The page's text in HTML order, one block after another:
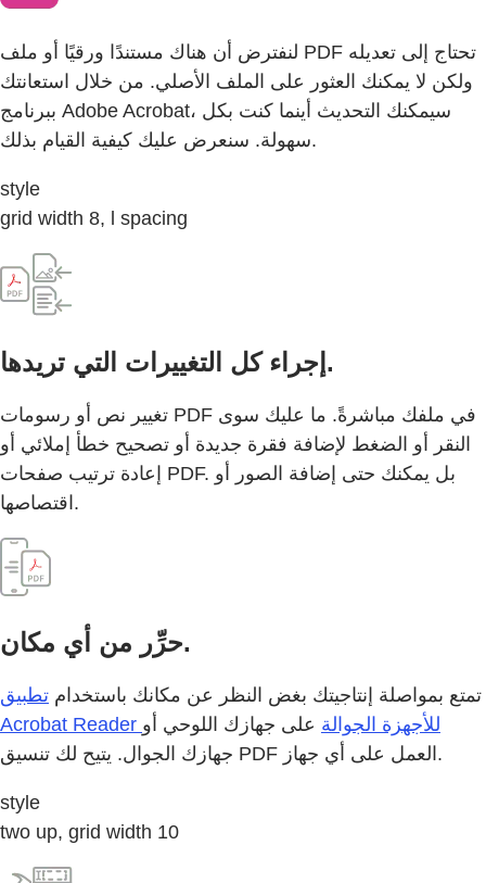
لنفترض أن هناك مستندًا ورقيًا أو ملف PDF تحتاج إلى تعديله
ولكن لا يمكنك العثور على الملف الأصلي. من خلال استعانتك
ببرنامج Adobe Acrobat، سيمكنك التحديث أينما كنت بكل
سهولة. سنعرض عليك كيفية القيام بذلك.
style
grid width 8, l spacing
إجراء كل التغييرات التي تريدها.
تغيير نص أو رسومات PDF في ملفك مباشرةً. ما عليك سوى
النقر أو الضغط لإضافة فقرة جديدة أو تصحيح خطأ إملائي أو
إعادة ترتيب صفحات PDF. بل يمكنك حتى إضافة الصور أو
اقتصاصها.
حرِّر من أي مكان.
تمتع بمواصلة إنتاجيتك بغض النظر عن مكانك باستخدام تطبيق
Acrobat Reader للأجهزة الجوالة على جهازك اللوحي أو
جهازك الجوال. يتيح لك تنسيق PDF العمل على أي جهاز.
style
two up, grid width 10